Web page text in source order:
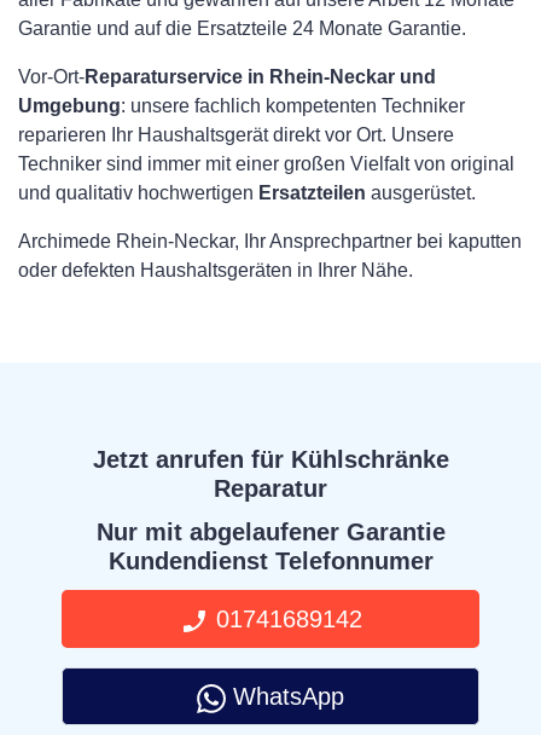
Garantie und auf die Ersatzteile 24 Monate Garantie.
Vor-Ort-Reparaturservice in Rhein-Neckar und
Umgebung: unsere fachlich kompetenten Techniker
reparieren Ihr Haushaltsgerät direkt vor Ort. Unsere
Techniker sind immer mit einer großen Vielfalt von original
und qualitativ hochwertigen Ersatzteilen ausgerüstet.
Archimede Rhein-Neckar, Ihr Ansprechpartner bei kaputten
oder defekten Haushaltsgeräten in Ihrer Nähe.
Jetzt anrufen für Kühlschränke
Reparatur
Nur mit abgelaufener Garantie
Kundendienst Telefonnumer
01741689142
WhatsApp